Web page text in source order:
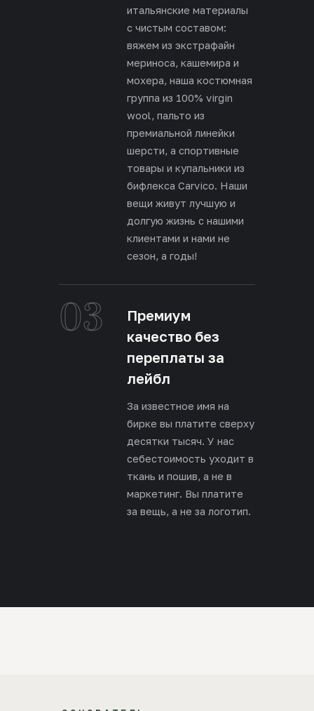
итальянские материалы
с чистым составом:
вяжем из экстрафайн
мериноса, кашемира и
мохера, наша костюмная
группа из 100% virgin
wool, пальто из
премиальной линейки
шерсти, а спортивные
товары и купальники из
бифлекса Carvico. Наши
вещи живут лучшую и
долгую жизнь с нашими
клиентами и нами не
сезон, а годы!
03
Премиум
качество без
переплаты за
лейбл
За известное имя на
бирке вы платите сверху
десятки тысяч. У нас
себестоимость уходит в
ткань и пошив, а не в
маркетинг. Вы платите
за вещь, а не за логотип.